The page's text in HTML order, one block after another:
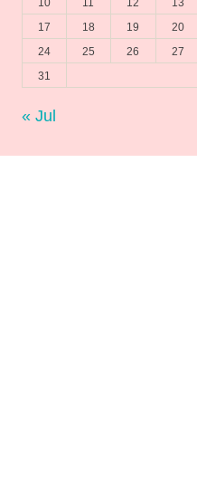
10
11 12 13
17
18 19 20
24
25 26 27
31
« Jul